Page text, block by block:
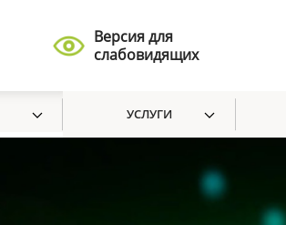
Версия для
слабовидящих
УСЛУГИ